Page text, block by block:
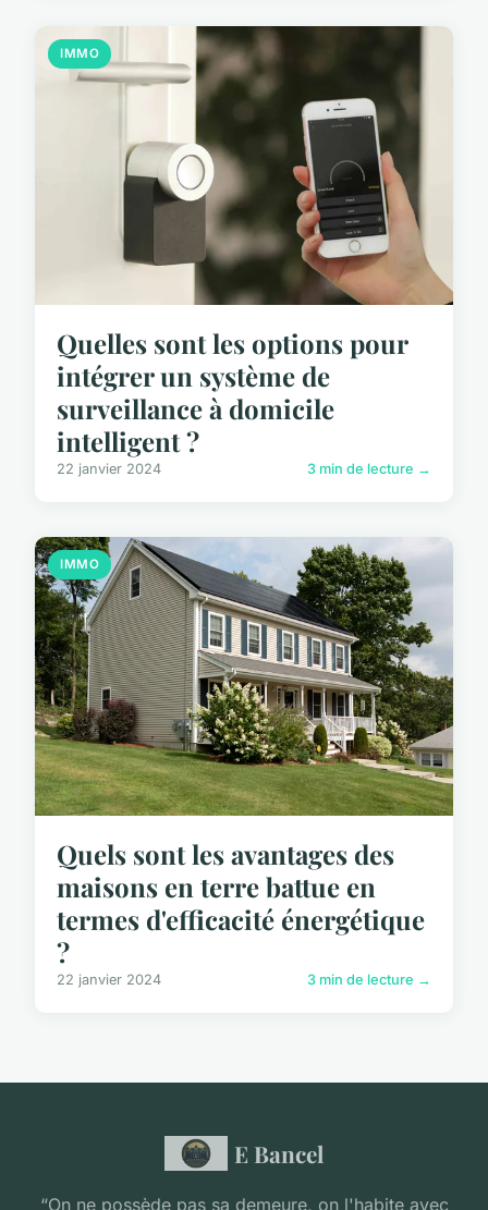
IMMO
Quelles sont les options pour
intégrer un système de
surveillance à domicile
intelligent ?
22 janvier 2024 3 min de lecture →
IMMO
Quels sont les avantages des
maisons en terre battue en
termes d'efficacité énergétique
?
22 janvier 2024 3 min de lecture →
E Bancel
“On ne possède pas sa demeure, on l'habite avec